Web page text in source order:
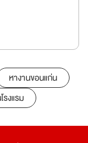
หางานขอนแก่น
รงแรม